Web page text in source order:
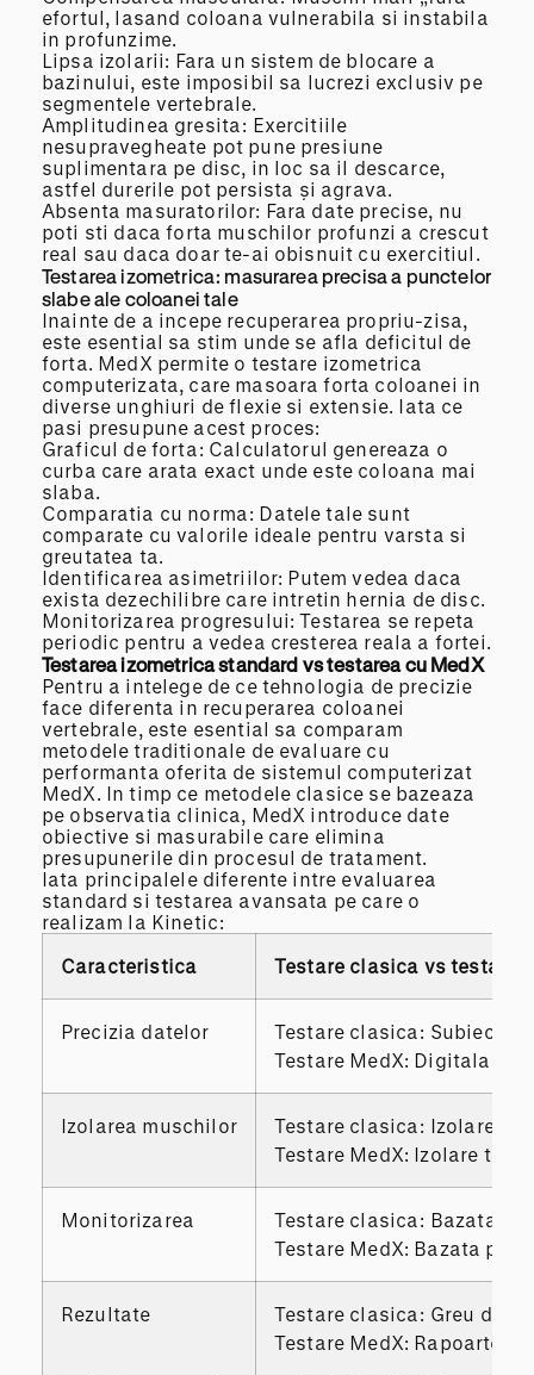
efortul, lasand coloana vulnerabila si instabila
in profunzime.
Lipsa izolarii: Fara un sistem de blocare a
bazinului, este imposibil sa lucrezi exclusiv pe
segmentele vertebrale.
Amplitudinea gresita: Exercitiile
nesupravegheate pot pune presiune
suplimentara pe disc, in loc sa il descarce,
astfel durerile pot persista și agrava.
Absenta masuratorilor: Fara date precise, nu
poti sti daca forta muschilor profunzi a crescut
real sau daca doar te-ai obisnuit cu exercitiul.
Testarea izometrica: masurarea precisa a punctelor
slabe ale coloanei tale
Inainte de a incepe recuperarea propriu-zisa,
este esential sa stim unde se afla deficitul de
forta. MedX permite o testare izometrica
computerizata, care masoara forta coloanei in
diverse unghiuri de flexie si extensie. Iata ce
pasi presupune acest proces:
Graficul de forta: Calculatorul genereaza o
curba care arata exact unde este coloana mai
slaba.
Comparatia cu norma: Datele tale sunt
comparate cu valorile ideale pentru varsta si
greutatea ta.
Identificarea asimetriilor: Putem vedea daca
exista dezechilibre care intretin hernia de disc.
Monitorizarea progresului: Testarea se repeta
periodic pentru a vedea cresterea reala a fortei.
Testarea izometrica standard vs testarea cu MedX
Pentru a intelege de ce tehnologia de precizie
face diferenta in recuperarea coloanei
vertebrale, este esential sa comparam
metodele traditionale de evaluare cu
performanta oferita de sistemul computerizat
MedX. In timp ce metodele clasice se bazeaza
pe observatia clinica, MedX introduce date
obiective si masurabile care elimina
presupunerile din procesul de tratament.
Iata principalele diferente intre evaluarea
standard si testarea avansata pe care o
realizam la Kinetic:
Caracteristica
Testare clasica vs testare
Precizia datelor
Testare clasica:
Testare MedX: Digitala
Izolarea muschilor
Testare clasica: Izolarea
Testare MedX: Izolare
Monitorizarea
Testare clasica: Bazata pe
Testare MedX: Bazata pe
Rezultate
Testare clasica: Greu de
Testare MedX: Rapoarte